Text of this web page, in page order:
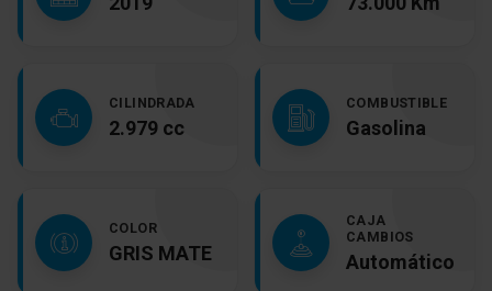
CILINDRADA
2.979 cc
COMBUSTIBLE
Gasolina
COLOR
GRIS MATE
CAJA
CAMBIOS
Automático